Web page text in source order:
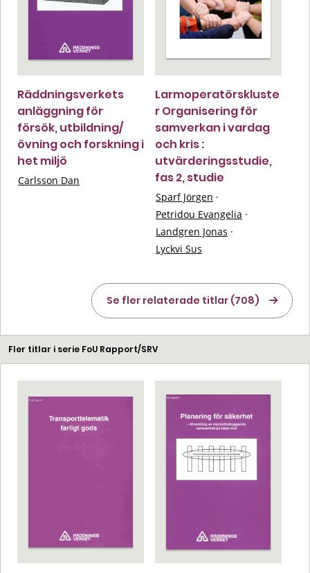
Räddningsverkets
anläggning för
försök, utbildning/
övning och forskning i
het miljö
Carlsson Dan
Larmoperatörskluste
r Organisering för
samverkan i vardag
och kris :
utvärderingsstudie,
fas 2, studie
Sparf Jörgen ·
Petridou Evangelia ·
Landgren Jonas ·
Lyckvi Sus
Se fler relaterade titlar (708)
Fler titlar i serie FoU Rapport/SRV